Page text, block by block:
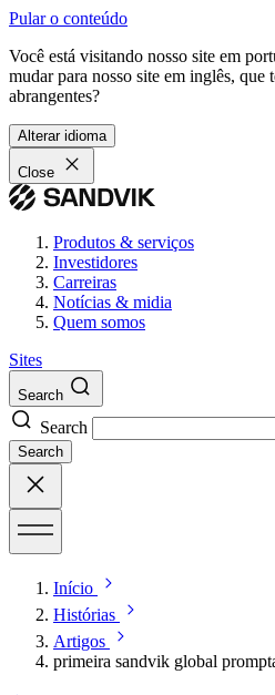
Pular o conteúdo
Você está visitando nosso site em
mudar para nosso site em inglês, que
abrangentes?
Alterar idioma
Close
Produtos & serviços
Investidores
Carreiras
Notícias & midia
Quem somos
Sites
Search
Search
Search
Início
Histórias
Artigos
primeira sandvik global